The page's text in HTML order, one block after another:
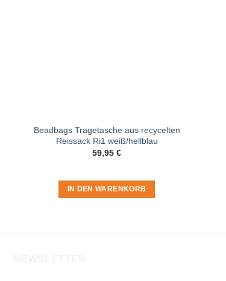
Beadbags Tragetasche aus recycelten
Reissack Ri1 weiß/hellblau
59,95 €
IN DEN WARENKORB